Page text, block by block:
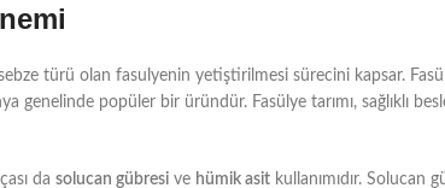
sebze türü olan fasulyenin yetiştirilmesi sürecini kapsar.
genelinde popüler bir üründür. Fasülye tarımı, sağlıklı
da solucan gübresi ve hümik asit kullanımıdır. Solucan